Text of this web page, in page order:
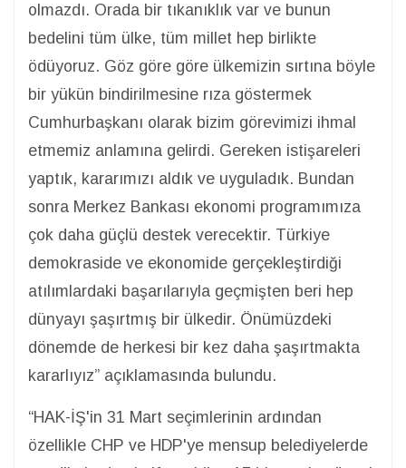
olmazdı. Orada bir tıkanıklık var ve bunun
bedelini tüm ülke, tüm millet hep birlikte
ödüyoruz. Göz göre göre ülkemizin sırtına böyle
bir yükün bindirilmesine rıza göstermek
Cumhurbaşkanı olarak bizim görevimizi ihmal
etmemiz anlamına gelirdi. Gereken istişareleri
yaptık, kararımızı aldık ve uyguladık. Bundan
sonra Merkez Bankası ekonomi programımıza
çok daha güçlü destek verecektir. Türkiye
demokraside ve ekonomide gerçekleştirdiği
atılımlardaki başarılarıyla geçmişten beri hep
dünyayı şaşırtmış bir ülkedir. Önümüzdeki
dönemde de herkesi bir kez daha şaşırtmakta
kararlıyız” açıklamasında bulundu.
“HAK-İŞ'in 31 Mart seçimlerinin ardından
özellikle CHP ve HDP'ye mensup belediyelerde